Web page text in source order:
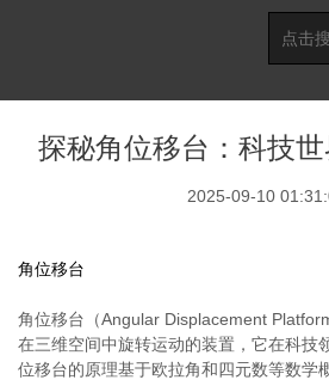
探秘角位移台：科技
2025-09-10
角位移台
角位移台（Angular Displacement
在三维空间中旋转运动的装置，它在科技
位移台的原理基于欧拉角和四元数等数学